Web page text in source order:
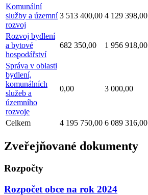
Komunální
služby a územní
rozvoj
3 513 400,00 4 129 398,00
Rozvoj bydlení
a bytové
hospodářství
682 350,00 1 956 918,00
Správa v oblasti
bydlení,
komunálních
služeb a
územního
rozvoje
0,00 3 000,00
Celkem 4 195 750,00 6 089 316,00
Zveřejňované dokumenty
Rozpočty
Rozpočet obce na rok 2024